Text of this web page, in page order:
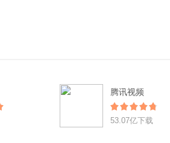
腾讯视频
53.07亿下载